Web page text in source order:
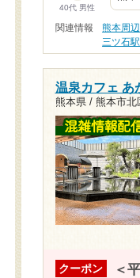
40代 男性
関連情報 熊本周
三ツ石駅
温泉カフェ あ
熊本県 / 熊本市北
クーポン ＜